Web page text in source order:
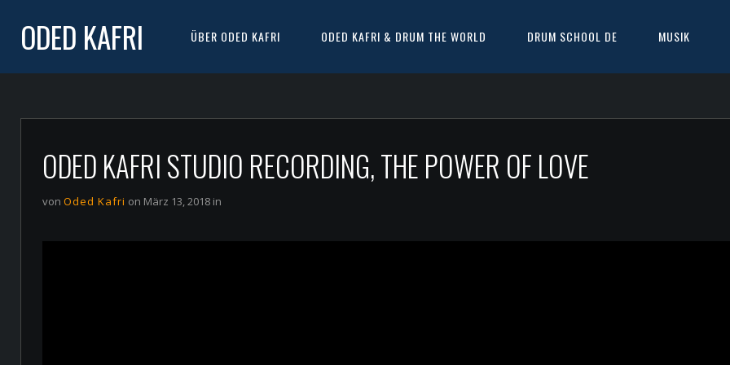
ODED KAFRI ÜBER ODED KAFRI ODED KAFRI & DRUM THE WORLD DRUM SCHOOL DE MUSIK
ODED KAFRI STUDIO RECORDING, THE POWER OF LOVE
von Oded Kafri on März 13, 2018 in